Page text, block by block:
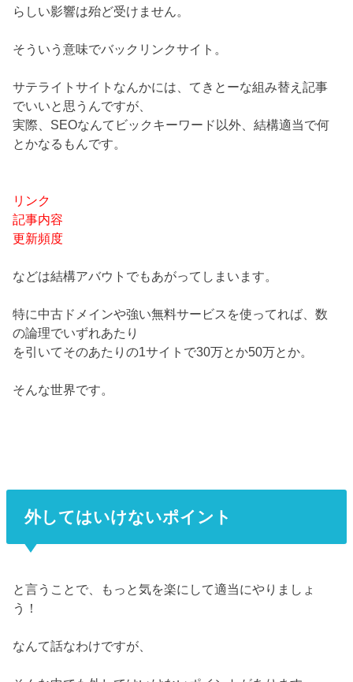
らしい影響は殆ど受けません。
そういう意味でバックリンクサイト。
サテライトサイトなんかには、てきとーな組み替え記事
でいいと思うんですが、
実際、SEOなんてビックキーワード以外、結構適当で何
とかなるもんです。
リンク
記事内容
更新頻度
などは結構アバウトでもあがってしまいます。
特に中古ドメインや強い無料サービスを使ってれば、数
の論理でいずれあたり
を引いてそのあたりの1サイトで30万とか50万とか。
そんな世界です。
外してはいけないポイント
と言うことで、もっと気を楽にして適当にやりましょ
う！
なんて話なわけですが、